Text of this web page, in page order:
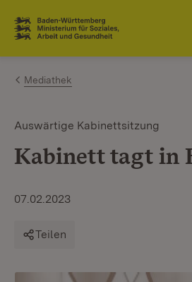
Zum Inhalt springen
Link zur Startseite
Mediathek
Auswärtige Kabinettsitzung
Kabinett tagt in
07.02.2023
Teilen